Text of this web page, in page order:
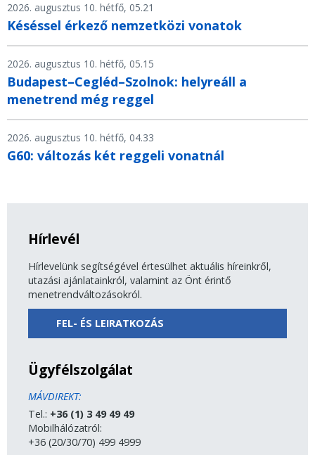
2026. augusztus 10. hétfő, 05.21
Késéssel érkező nemzetközi vonatok
2026. augusztus 10. hétfő, 05.15
Budapest–Cegléd–Szolnok: helyreáll a
menetrend még reggel
2026. augusztus 10. hétfő, 04.33
G60: változás két reggeli vonatnál
Hírlevél
Hírlevelünk segítségével értesülhet aktuális híreinkről,
utazási ajánlatainkról, valamint az Önt érintő
menetrendváltozásokról.
FEL- ÉS LEIRATKOZÁS
Ügyfélszolgálat
MÁVDIREKT:
Tel.: +36 (1) 3 49 49 49
Mobilhálózatról:
+36 (20/30/70) 499 4999